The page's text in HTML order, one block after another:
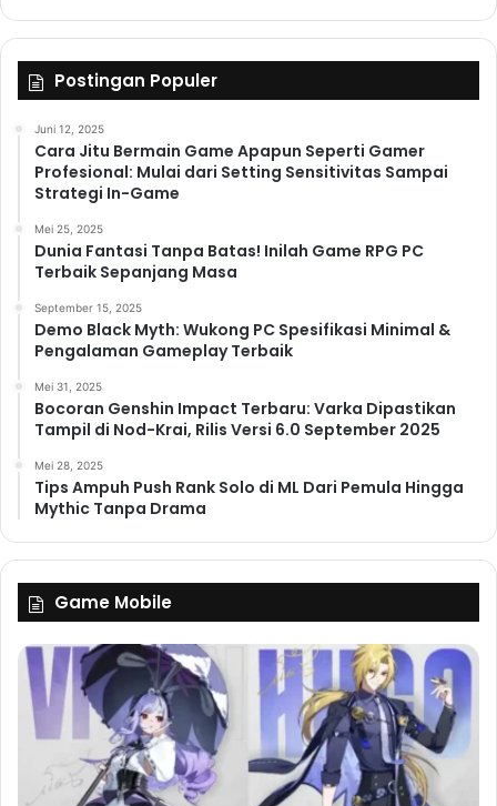
Postingan Populer
Juni 12, 2025
Cara Jitu Bermain Game Apapun Seperti Gamer
Profesional: Mulai dari Setting Sensitivitas Sampai
Strategi In-Game
Mei 25, 2025
Dunia Fantasi Tanpa Batas! Inilah Game RPG PC
Terbaik Sepanjang Masa
September 15, 2025
Demo Black Myth: Wukong PC Spesifikasi Minimal &
Pengalaman Gameplay Terbaik
Mei 31, 2025
Bocoran Genshin Impact Terbaru: Varka Dipastikan
Tampil di Nod-Krai, Rilis Versi 6.0 September 2025
Mei 28, 2025
Tips Ampuh Push Rank Solo di ML Dari Pemula Hingga
Mythic Tanpa Drama
Game Mobile